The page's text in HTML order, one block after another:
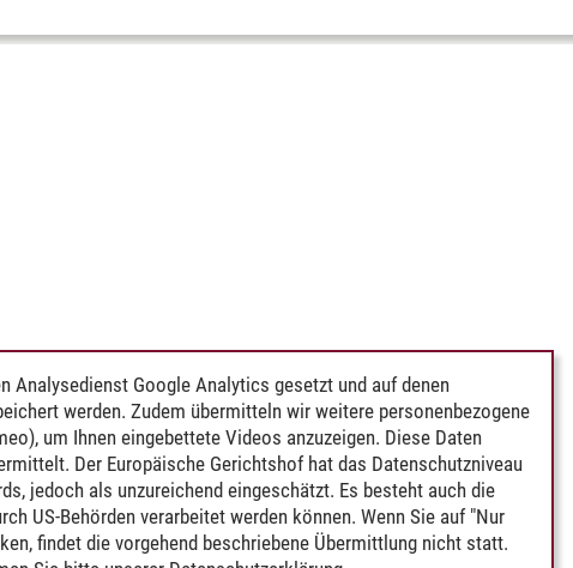
Analysedienst Google Analytics gesetzt und auf denen
werden. Zudem übermitteln wir weitere personenbezogene
um Ihnen eingebettete Videos anzuzeigen. Diese Daten
Der Europäische Gerichtshof hat das Datenschutzniveau
jedoch als unzureichend eingeschätzt. Es besteht auch die
US-Behörden verarbeitet werden können. Wenn Sie auf "Nur
findet die vorgehend beschriebene Übermittlung nicht statt.